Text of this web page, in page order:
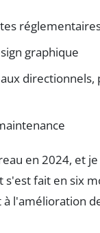
graphique
en 2024, et
fait en six
l'amélioration